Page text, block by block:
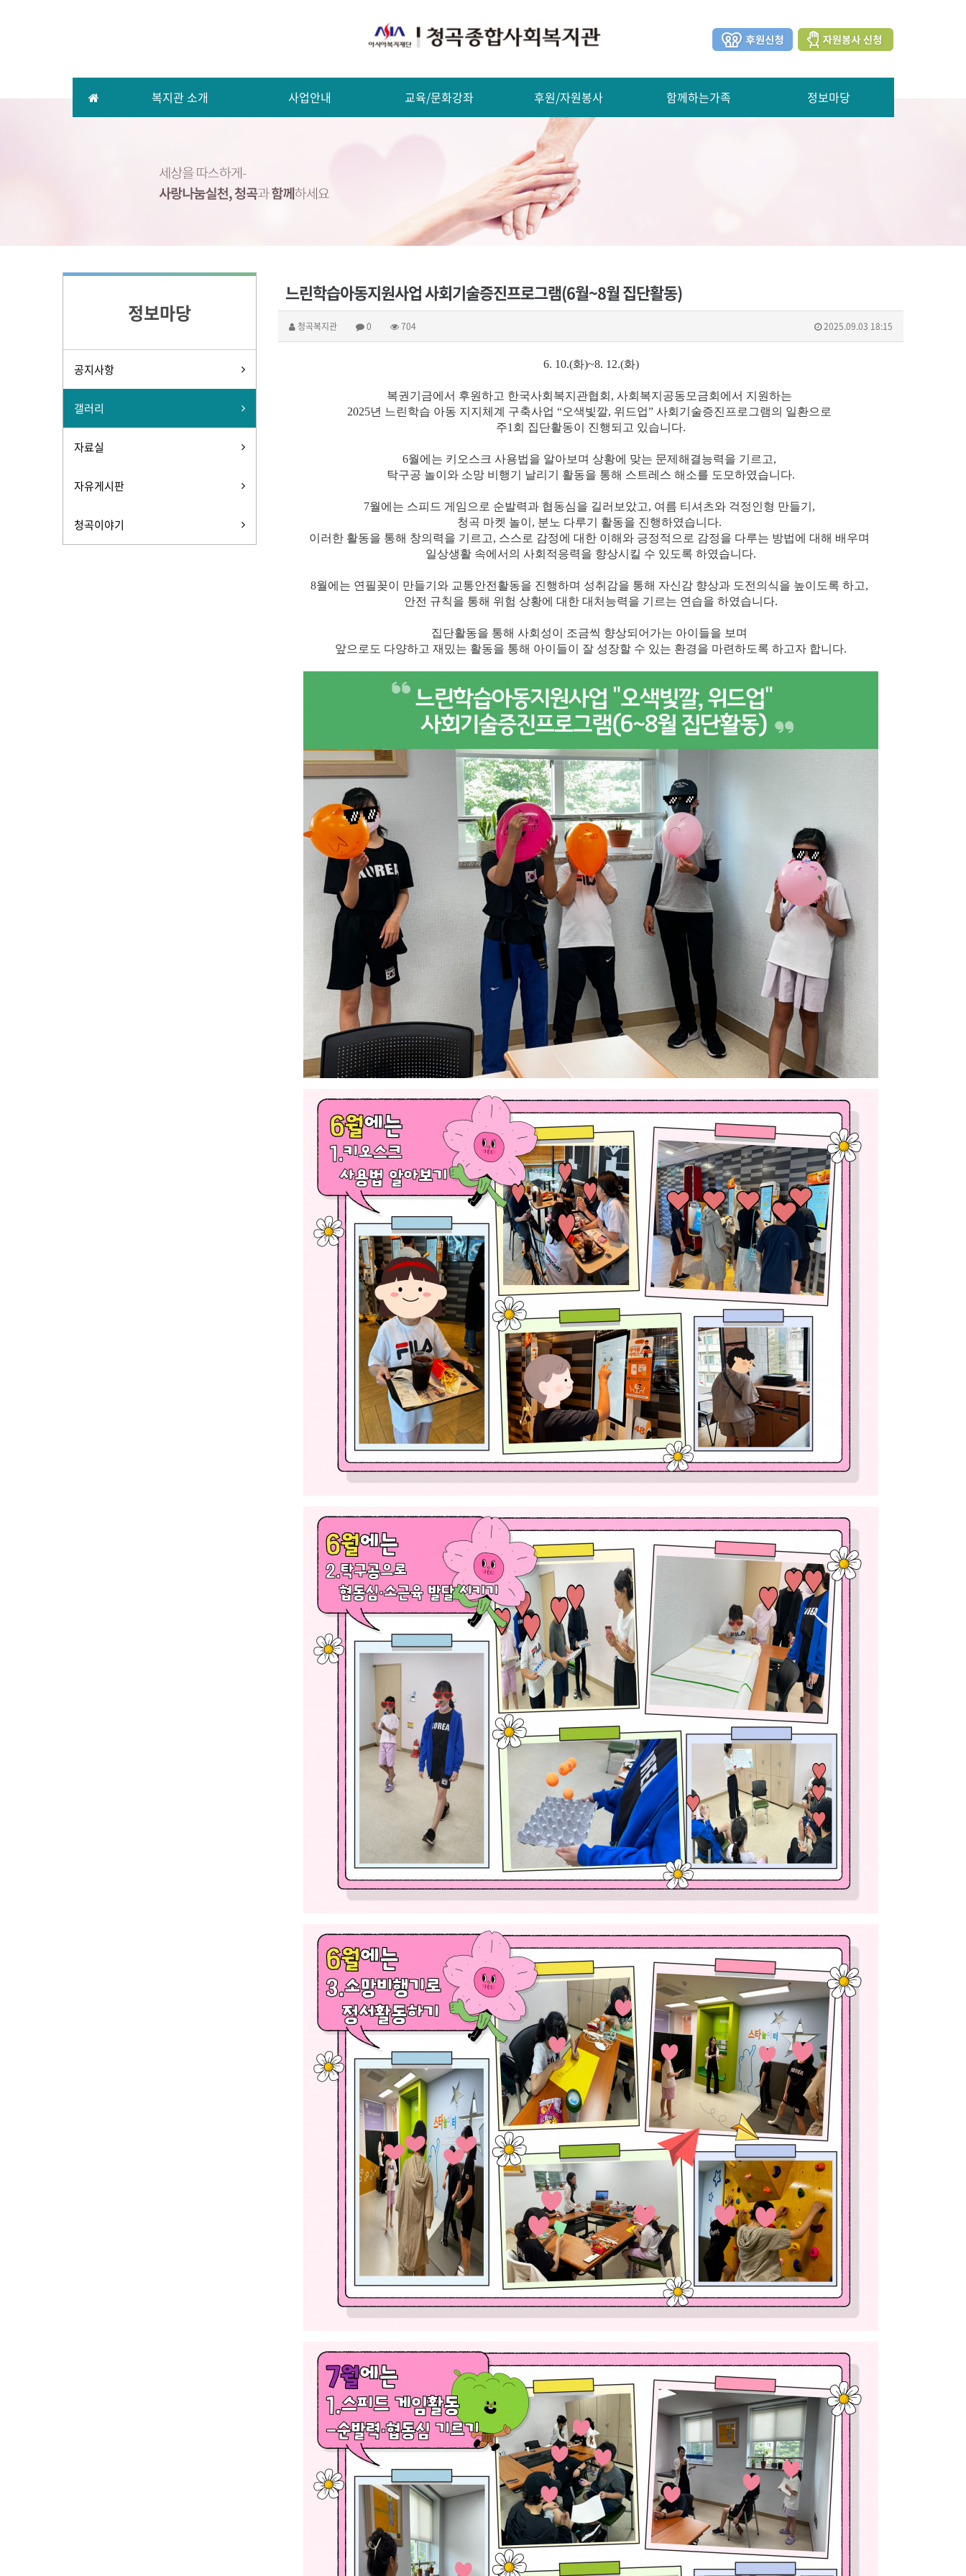
복지관 소개 사업안내 교육/문화강좌 후원/자원봉사 함께하는가족 정보마당
느린학습아동지원사업 사회기술증진프로그램(6월~8월 집단활동)
청곡복지관 0 704 2025.09.03 18:15
6. 10.(화)~8. 12.(화)
복권기금에서 후원하고 한국사회복지관협회 , 사회복지공동모금회에서 지원하는
2025년 느린학습 아동 지지체계 구축사업 “오색빛깔, 위드업” 사회기술증진프로그램의 일환으로
주1 회 집단활동이 진행되고 있습니다.
6월에는 키오스크 사용법을 알아보며 상황에 맞는 문제해결능력을 기르고,
탁구공 놀이와 소망 비행기 날리기 활동을 통해 스트레스 해소를 도모하였습니다.
7월에는 스피드 게임으로 순발력과 협동심을 길러보았고, 여름 티셔츠와 걱정인형 만들기 ,
청곡 마켓 놀이 , 분노 다루기 활동을 진행하였습니다.
이러한 활동을 통해 창의력을 기르고, 스스로 감정에 대한 이해와 긍정적으로 감정을 다루는 방법에 대해 배우며
일상생활 속에서의 사회적응력을 향상시킬 수 있도록 하였습니다.
8월에는 연필꽂이 만들기와 교통안전활동을 진행하며 성취감을 통해 자신감 향상과 도전의식을 높이도록 하고,
안전 규칙을 통해 위험 상황에 대한 대처능력을 기르는 연습을 하였습니다.
집단활동을 통해 사회성이 조금씩 향상되어가는 아이들을 보며
앞으로도 다양하고 재밌는 활동을 통해 아이들이 잘 성장할 수 있는 환경을 마련하도록 하고자 합니다.
정보마당
공지사항
갤러리
자료실
자유게시판
청곡이야기